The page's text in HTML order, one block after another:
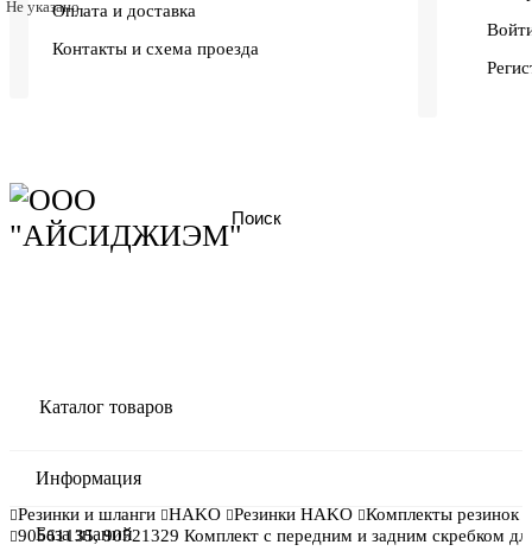
Оплата и доставка
Контакты и схема проезда
Каталог товаров
Информация
О компании
База знаний
Резинки и шланги HAKO Резинки HAKO
Комплекты резинок
90561135, 90521329 Комплект с передним и задним скребком
Не указано